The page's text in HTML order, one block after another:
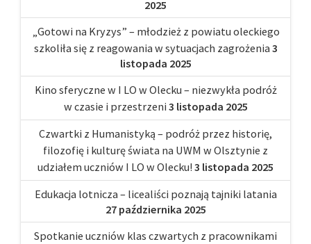
2025
„Gotowi na Kryzys” – młodzież z powiatu oleckiego
szkoliła się z reagowania w sytuacjach zagrożenia 3
listopada 2025
Kino sferyczne w I LO w Olecku – niezwykła podróż
w czasie i przestrzeni 3 listopada 2025
Czwartki z Humanistyką – podróż przez historię,
filozofię i kulturę świata na UWM w Olsztynie z
udziałem uczniów I LO w Olecku! 3 listopada 2025
Edukacja lotnicza – licealiści poznają tajniki latania
27 października 2025
Spotkanie uczniów klas czwartych z pracownikami